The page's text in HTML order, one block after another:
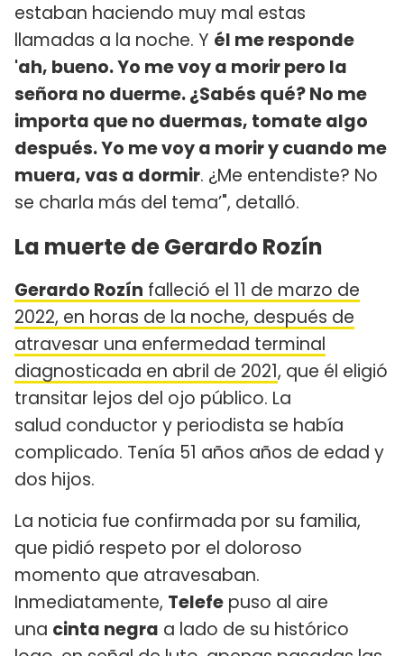
estaban haciendo muy mal estas
llamadas a la noche. Y él me responde
'ah, bueno. Yo me voy a morir pero la
señora no duerme. ¿Sabés qué? No me
importa que no duermas, tomate algo
después. Yo me voy a morir y cuando me
muera, vas a dormir. ¿Me entendiste? No
se charla más del tema’", detalló.
La muerte de Gerardo Rozín
Gerardo Rozín falleció el 11 de marzo de
2022, en horas de la noche, después de
atravesar una enfermedad terminal
diagnosticada en abril de 2021, que él eligió
transitar lejos del ojo público. La
salud conductor y periodista se había
complicado. Tenía 51 años años de edad y
dos hijos.
La noticia fue confirmada por su familia,
que pidió respeto por el doloroso
momento que atravesaban.
Inmediatamente, Telefe puso al aire
una cinta negra a lado de su histórico